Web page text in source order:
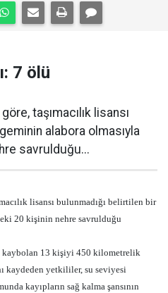
7 ölü
taşımacılık lisansı
alabora olmasıyla
savrulduğu...
lisansı bulunmadığı belirtilen bir
20 kişinin nehre savrulduğu
kaybolan 13 kişiyi 450 kilometrelik
kaydeden yetkililer, su seviyesi
kayıpların sağ kalma şansının